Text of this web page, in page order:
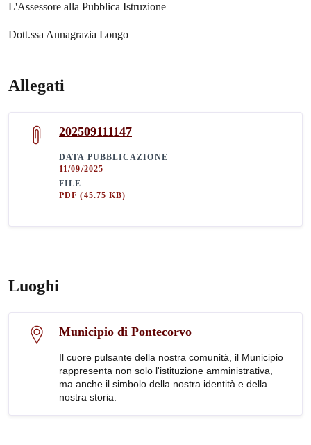
L'Assessore alla Pubblica Istruzione
Dott.ssa Annagrazia Longo
Allegati
202509111147
DATA PUBBLICAZIONE
11/09/2025
FILE
PDF(45.75 KB)
Luoghi
Municipio di Pontecorvo
Il cuore pulsante della nostra comunità, il Municipio
rappresenta non solo l'istituzione amministrativa,
ma anche il simbolo della nostra identità e della
nostra storia.